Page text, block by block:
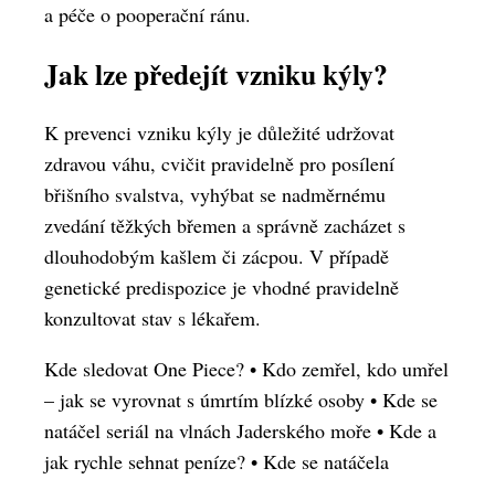
a péče o pooperační ránu.
Jak lze předejít vzniku kýly?
K prevenci vzniku kýly je důležité udržovat
zdravou váhu, cvičit pravidelně pro posílení
břišního svalstva, vyhýbat se nadměrnému
zvedání těžkých břemen a správně zacházet s
dlouhodobým kašlem či zácpou. V případě
genetické predispozice je vhodné pravidelně
konzultovat stav s lékařem.
Kde sledovat One Piece? • Kdo zemřel, kdo umřel
– jak se vyrovnat s úmrtím blízké osoby • Kde se
natáčel seriál na vlnách Jaderského moře • Kde a
jak rychle sehnat peníze? • Kde se natáčela